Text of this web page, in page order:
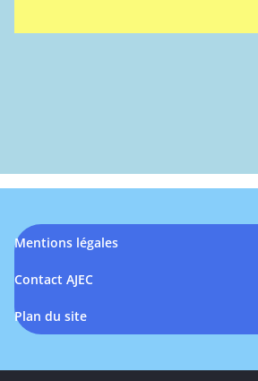
Mentions légales
Contact AJEC
Plan du site